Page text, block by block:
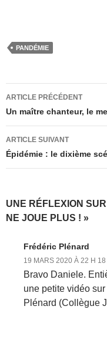
PANDÉMIE
Navigation
des
articles
ARTICLE PRÉCÉDENT
Un maître chanteur, le
ARTICLE SUIVANT
Épidémie : le dixième
UNE RÉFLEXION
NE JOUE PLUS ! »
Frédéric Plénard
19 MARS 2020 À 22 H 18
Bravo Daniele.
une petite vidéo
Plénard (Collègue